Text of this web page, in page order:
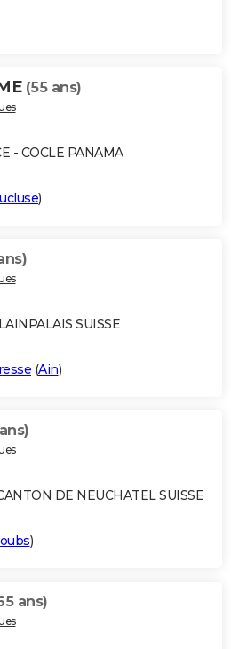
(55 ans)
- COCLE PANAMA
)
SUISSE
(Ain)
DE NEUCHATEL SUISSE
)
ans)